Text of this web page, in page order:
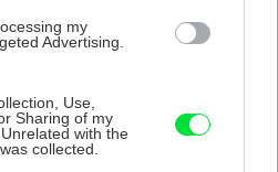
my
Advertising.
Use,
Sharing of my
with the
collected.